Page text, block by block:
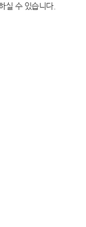
실 수 있습니다.